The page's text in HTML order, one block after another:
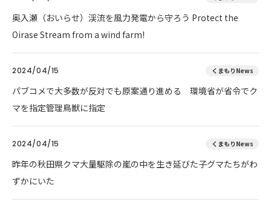
奥入瀬（おいらせ）渓流を風力発電から守ろう Protect the
Oirase Stream from a wind farm!
2024/04/15 くまもりNews
パブコメで大多数が反対でも原案通り進める 環境省が省令でク
マを指定管理鳥獣に指定
2024/04/15 くまもりNews
昨年の秋田県クマ大量駆除の嵐の中を生き延びた子グマたちがわ
ずかにいた